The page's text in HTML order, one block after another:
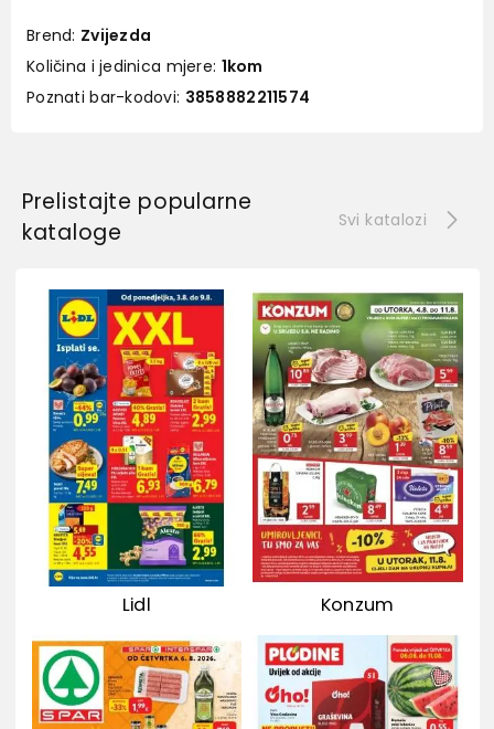
Brend: Zvijezda
Količina i jedinica mjere: 1kom
Poznati bar-kodovi: 3858882211574
Prelistajte popularne
kataloge
Svi katalozi
Lidl Konzum